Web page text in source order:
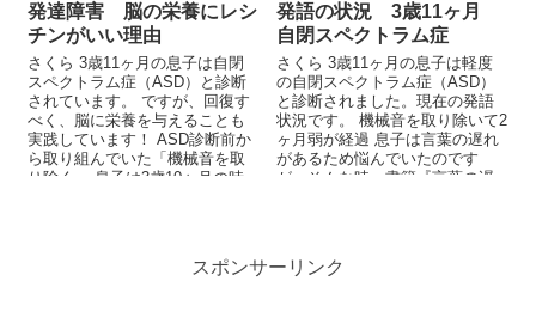
発達障害 脳の栄養にレシ
チンがいい理由
さくら 3歳11ヶ月の息子は自閉
スペクトラム症（ASD）と診断
されています。 ですが、回復す
べく、脳に栄養を与えることも
実践しています！ ASD診断前か
ら取り組んでいた「機械音を取
り除く」 息子は3歳10ヶ月の時
発語の状況 3歳11ヶ月
自閉スペクトラム症
さくら 3歳11ヶ月の息子は軽度
の自閉スペクトラム症（ASD）
と診断されました。現在の発語
状況です。 機械音を取り除いて2
ヶ月弱が経過 息子は言葉の遅れ
があるため悩んでいたのです
が、そんな時、書籍『言葉の遅
スポンサーリンク